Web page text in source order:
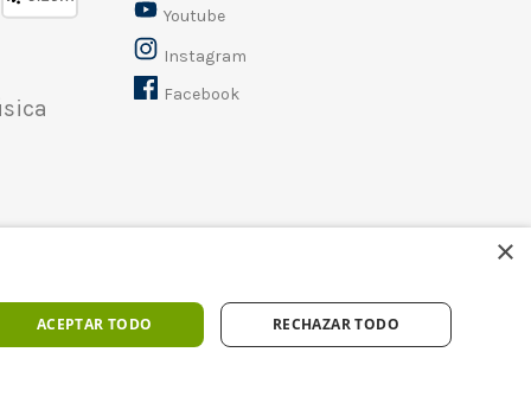
Youtube
Instagram
Facebook
×
ACEPTAR TODO RECHAZAR TODO